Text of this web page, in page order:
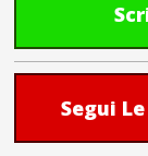
Segui